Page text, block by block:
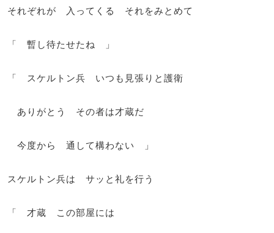
それぞれが 入ってくる それをみとめて
「 暫し待たせたね 」
「 スケルトン兵 いつも見張りと護衛
ありがとう その者は才蔵だ
今度から 通して構わない 」
スケルトン兵は サッと礼を行う
「 才蔵 この部屋には